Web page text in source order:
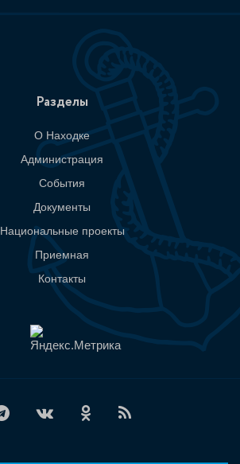
Разделы
О Находке
Администрация
События
Документы
Национальные проекты
Приемная
Контакты